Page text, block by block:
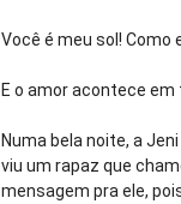
Você é meu sol! Como
E o amor acontece
Numa bela noite, a
viu um rapaz que
mensagem pra ele,